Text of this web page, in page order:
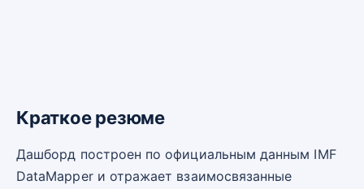
Краткое резюме
Дашборд построен по официальным данным IMF
DataMapper и отражает взаимосвязанные